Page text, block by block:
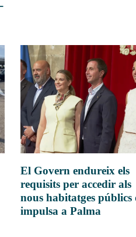
El Govern endureix els
requisits per accedir als
nous habitatges públics
impulsa a Palma